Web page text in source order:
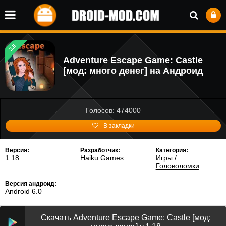
3.5
Adventure Escape Game: Castle
[мод: много денег] на Андроид
Голосов: 474000
В закладки
Версия:
1.18
Разработчик:
Haiku Games
Категория:
Игры/
Головоломки
Версия андроид:
Android 6.0
Скачать Adventure Escape Game: Castle [мод: